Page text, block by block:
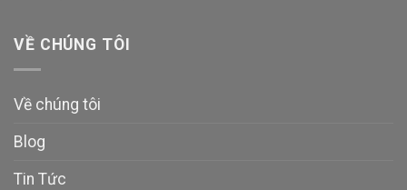
VỀ CHÚNG TÔI
Về chúng tôi
Blog
Tin Tức